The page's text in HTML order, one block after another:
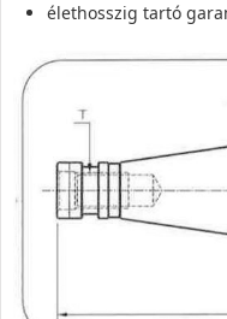
élethosszig tartó